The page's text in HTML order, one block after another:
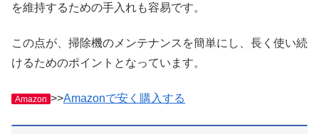
を維持するための手入れも容易です。
この点が、掃除機のメンテナンスを簡単にし、長く使い続
けるためのポイントとなっています。
Amazon >>Amazonで安く購入する